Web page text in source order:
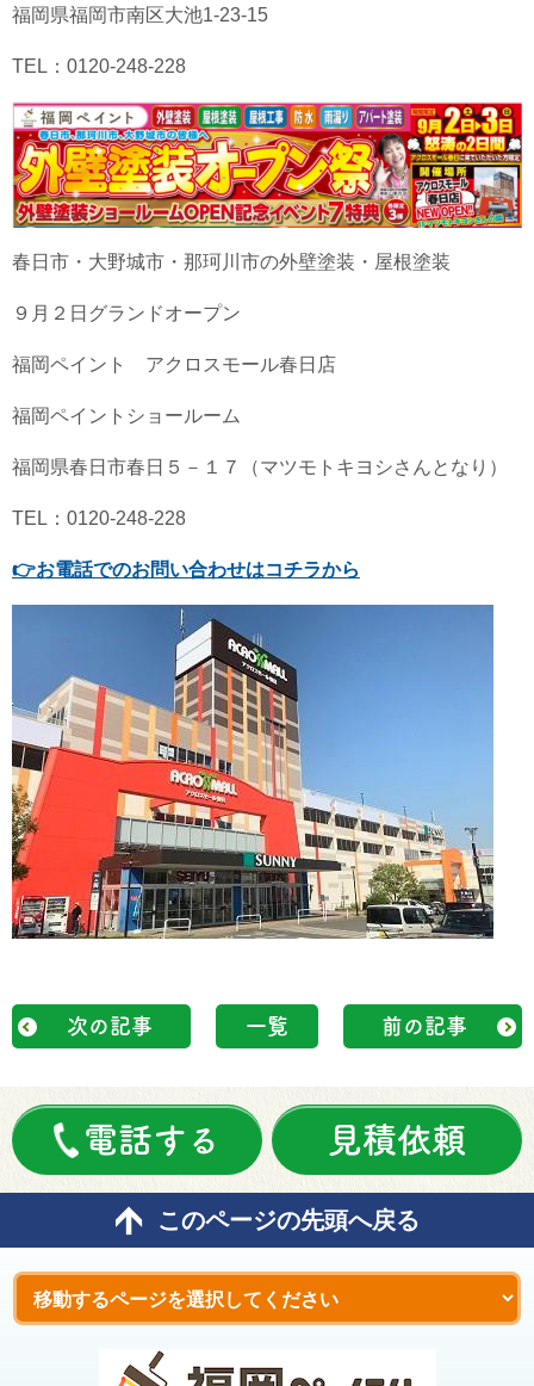
福岡県福岡市南区大池1-23-15
TEL：0120-248-228
春日市・大野城市・那珂川市の外壁塗装・屋根塗装
９月２日グランドオープン
福岡ペイント アクロスモール春日店
福岡ペイントショールーム
福岡県春日市春日５－１７（マツモトキヨシさんとなり）
TEL：0120-248-228
👉お電話でのお問い合わせはコチラから
次の記事 一覧 前の記事
電話する 見積依頼
このページの先頭へ戻る